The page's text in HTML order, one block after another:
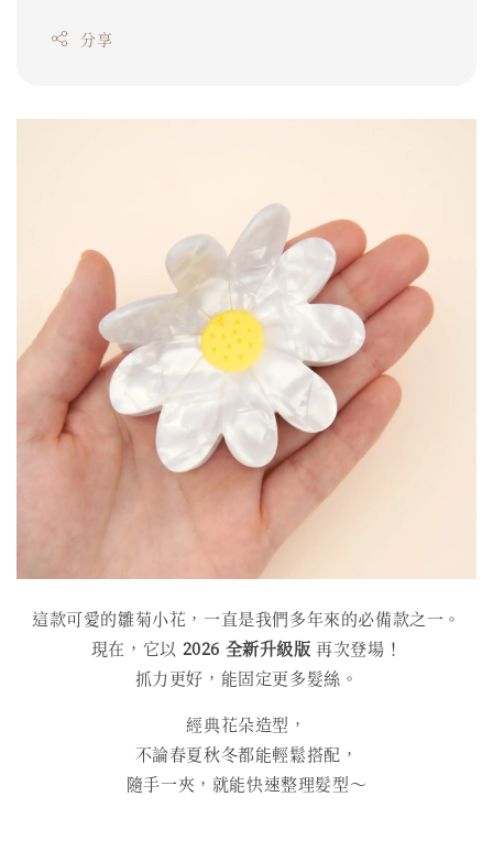
分享
這款可愛的雛菊小花，一直是我們多年來的必備款之一。
現在，它以 2026 全新升級版 再次登場！
抓力更好，能固定更多髮絲。
經典花朵造型，
不論春夏秋冬都能輕鬆搭配，
隨手一夾，就能快速整理髮型～